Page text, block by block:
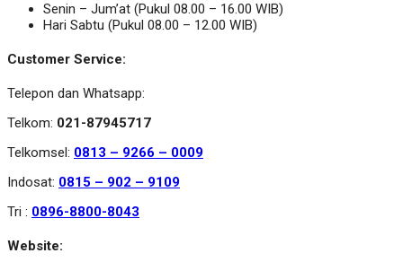
Senin – Jum’at (Pukul 08.00 – 16.00 WIB)
Hari Sabtu (Pukul 08.00 – 12.00 WIB)
Customer Service:
Telepon dan Whatsapp:
Telkom: 021-87945717
Telkomsel: 0813 – 9266 – 0009
Indosat: 0815 – 902 – 9109
Tri : 0896-8800-8043
Website: